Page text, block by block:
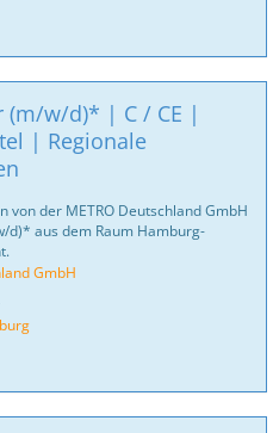
(m/w/d)* | C / CE |
| Regionale
von der METRO Deutschland GmbH
d)* aus dem Raum Hamburg-
GmbH